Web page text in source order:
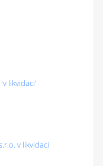
'v likvidaci'
v likvidaci